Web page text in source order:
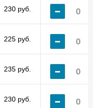
230 руб.
225 руб.
235 руб.
230 руб.